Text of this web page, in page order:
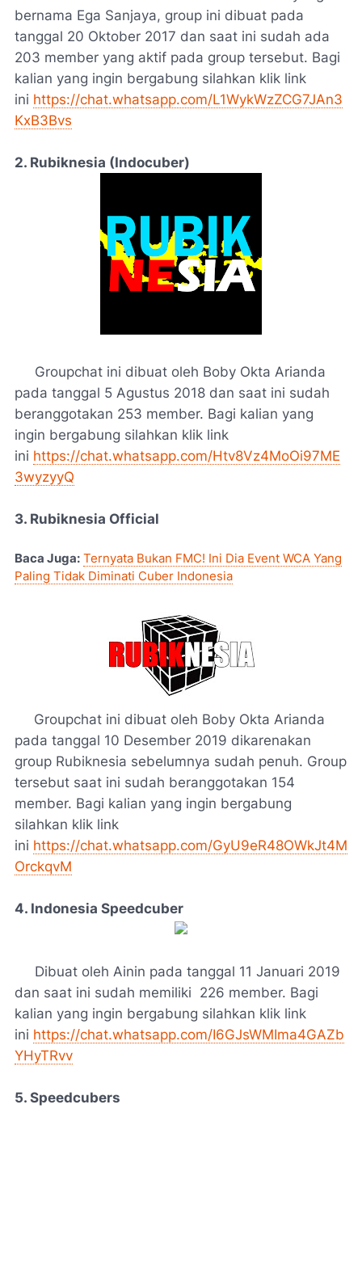
bernama Ega Sanjaya, group ini dibuat pada
tanggal 20 Oktober 2017 dan saat ini sudah ada
203 member yang aktif pada group tersebut. Bagi
kalian yang ingin bergabung silahkan klik link
ini https://chat.whatsapp.com/L1WykWzZCG7JAn3
KxB3Bvs
2. Rubiknesia (Indocuber)
Groupchat ini dibuat oleh Boby Okta Arianda
pada tanggal 5 Agustus 2018 dan saat ini sudah
beranggotakan 253 member. Bagi kalian yang
ingin bergabung silahkan klik link
ini https://chat.whatsapp.com/Htv8Vz4MoOi97ME
3wyzyyQ
3. Rubiknesia Official
Baca Juga: Ternyata Bukan FMC! Ini Dia Event WCA Yang
Paling Tidak Diminati Cuber Indonesia
Groupchat ini dibuat oleh Boby Okta Arianda
pada tanggal 10 Desember 2019 dikarenakan
group Rubiknesia sebelumnya sudah penuh. Group
tersebut saat ini sudah beranggotakan 154
member. Bagi kalian yang ingin bergabung
silahkan klik link
ini https://chat.whatsapp.com/GyU9eR48OWkJt4M
OrckqvM
4. Indonesia Speedcuber
Dibuat oleh Ainin pada tanggal 11 Januari 2019
dan saat ini sudah memiliki 226 member. Bagi
kalian yang ingin bergabung silahkan klik link
ini https://chat.whatsapp.com/I6GJsWMIma4GAZb
YHyTRvv
5. Speedcubers